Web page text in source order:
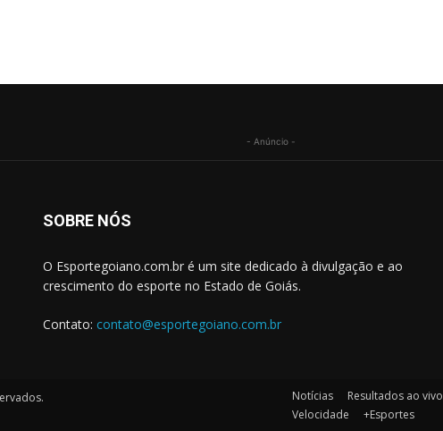
- Anúncio -
SOBRE NÓS
O Esportegoiano.com.br é um site dedicado à divulgação e ao
crescimento do esporte no Estado de Goiás.
Contato: contato@esportegoiano.com.br
Notícias Resultados ao vivo
Velocidade
+Esportes